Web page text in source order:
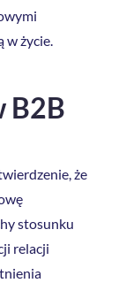
życie.
B2B
że
stosunku
relacji